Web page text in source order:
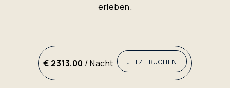
erleben.
€ 2313.00 / Nacht JETZT BUCHEN